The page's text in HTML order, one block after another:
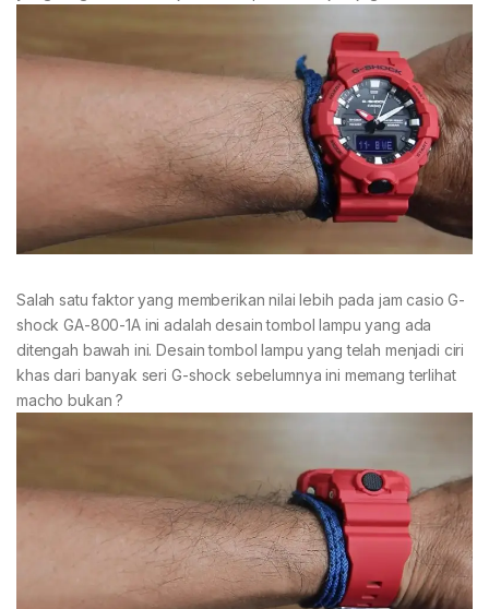
Salah satu faktor yang memberikan nilai lebih pada jam casio G-
shock GA-800-1A ini adalah desain tombol lampu yang ada
ditengah bawah ini. Desain tombol lampu yang telah menjadi ciri
khas dari banyak seri G-shock sebelumnya ini memang terlihat
macho bukan ?